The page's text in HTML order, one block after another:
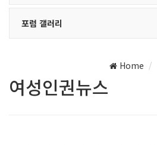
포럼 갤러리
Home
여성인권뉴스